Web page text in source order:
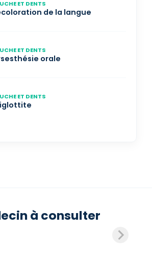
ET DENTS
de la langue
ET DENTS
orale
ET DENTS
à consulter